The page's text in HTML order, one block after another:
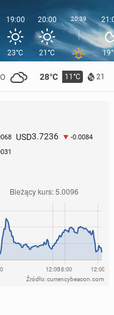
28°C 11°C 21
19:00
23°C
20:00
21°C
20:39
USD3.7236 -0.0084
Źródło: currencybeacon.com